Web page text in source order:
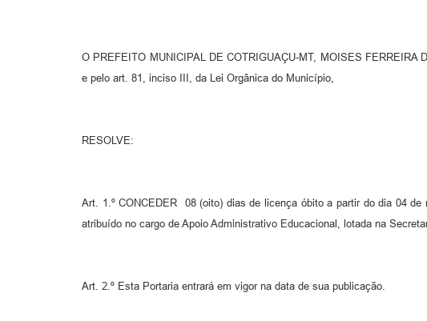
O PREFEITO MUNICIPAL DE COTRIGUAÇU-MT, MOISES
e pelo art. 81, inciso III, da Lei Orgânica do Município,
RESOLVE:
Art. 1.º CONCEDER 08 (oito) dias de licença óbito a partir do dia 04
atribuído no cargo de Apoio Administrativo Educacional, lotada na
Art. 2.º Esta Portaria entrará em vigor na data de sua publicação.